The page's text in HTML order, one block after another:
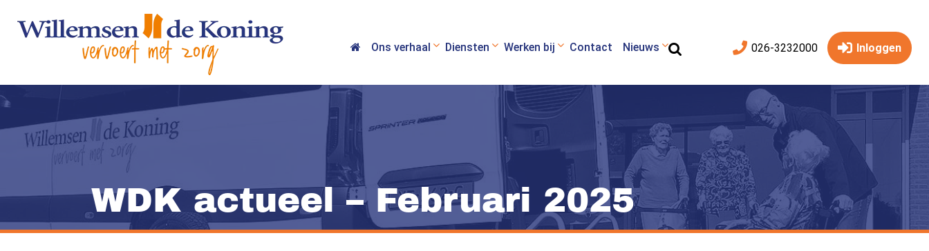
Ons verhaal Diensten Werken bij Contact Nieuws 026-3232000 Inloggen
WDK actueel – Februari 2025